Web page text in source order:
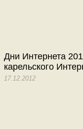
Дни Интернета
карельского
17.12.2012